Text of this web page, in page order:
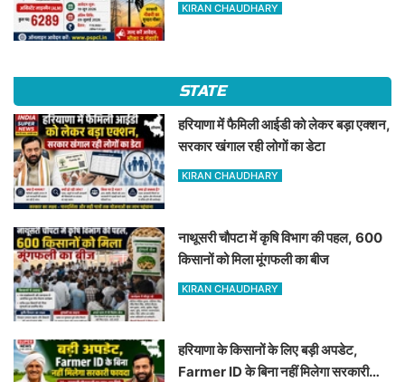
KIRAN CHAUDHARY
STATE
हरियाणा में फैमिली आईडी को लेकर बड़ा एक्शन,
सरकार खंगाल रही लोगों का डेटा
KIRAN CHAUDHARY
नाथूसरी चौपटा में कृषि विभाग की पहल, 600
किसानों को मिला मूंगफली का बीज
KIRAN CHAUDHARY
हरियाणा के किसानों के लिए बड़ी अपडेट,
Farmer ID के बिना नहीं मिलेगा सरकारी